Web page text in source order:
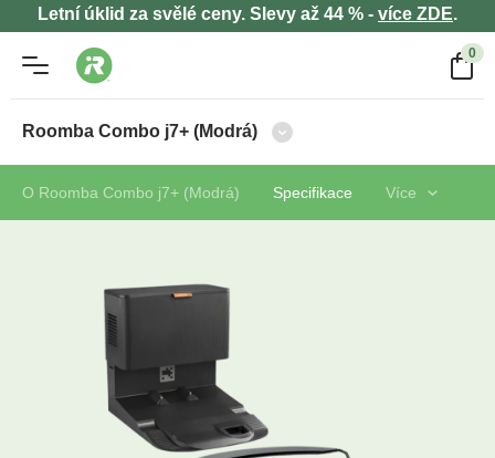
Letní úklid za svělé ceny. Slevy až 44 % - více ZDE.
0
Roomba Combo j7+ (Modrá)
O Roomba Combo j7+ (Modrá) Specifikace Více